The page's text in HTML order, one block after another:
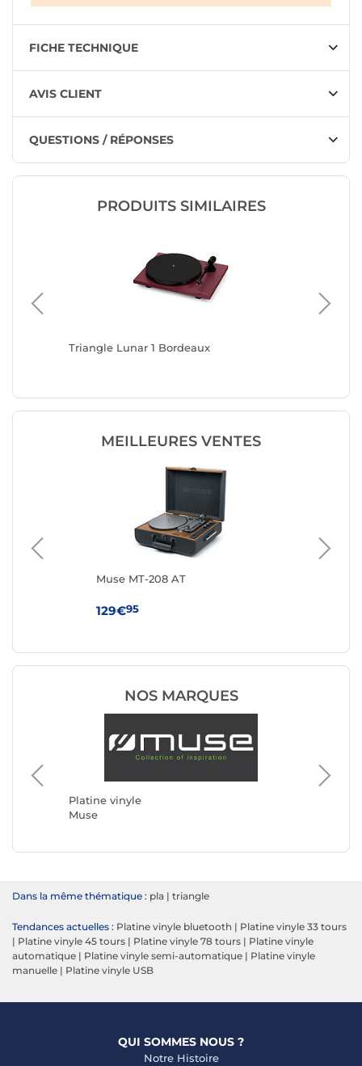
FICHE TECHNIQUE
AVIS CLIENT
QUESTIONS / RÉPONSES
PRODUITS SIMILAIRES
Triangle Lunar 1 Bordeaux
MEILLEURES VENTES
Muse MT-208 AT
129€95
NOS MARQUES
Platine vinyle
Muse
Platine
Rega
Dans la même thématique : pla | triangle
Tendances actuelles : Platine vinyle bluetooth | Platine vinyle 33 tours
| Platine vinyle 45 tours | Platine vinyle 78 tours | Platine vinyle
automatique | Platine vinyle semi-automatique | Platine vinyle
manuelle | Platine vinyle USB
QUI SOMMES NOUS ?
Notre Histoire